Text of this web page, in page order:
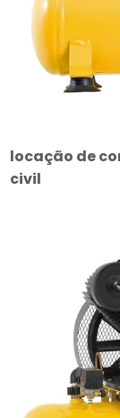
locação de
civil